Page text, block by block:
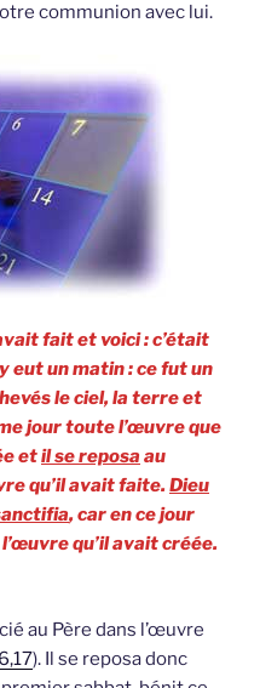
communion avec lui.
fait et voici : c’était
eut un matin : ce fut un
le ciel, la terre et
jour toute l’œuvre que
etil se reposa au
qu’il avait faite. Dieu
, car en ce jour
qu’il avait créée.
au Père dans l’œuvre
). Il se reposa donc